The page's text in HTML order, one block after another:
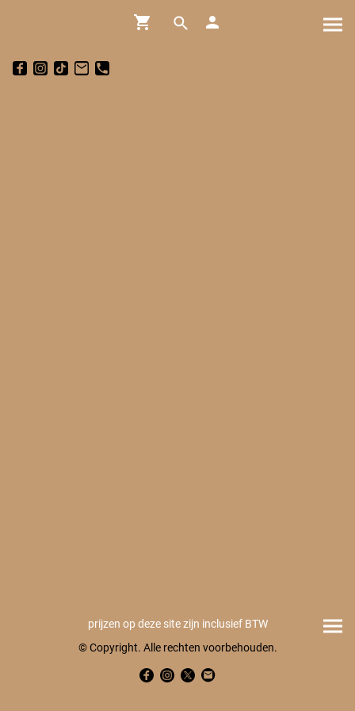
prijzen op deze site zijn inclusief BTW
© Copyright. Alle rechten voorbehouden.